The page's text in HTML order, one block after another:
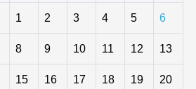
1 2 3 4 5 6
8 9 10 11 12 13
15 16 17 18 19 20